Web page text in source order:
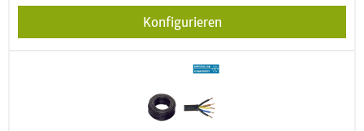
Konfigurieren